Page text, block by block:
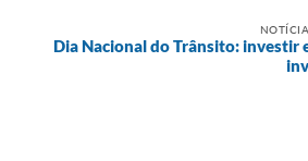
Dia Nacional do Trânsito: investir